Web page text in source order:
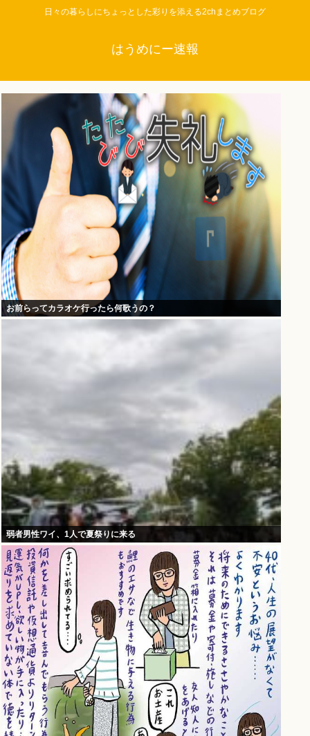
日々の暮らしにちょっとした彩りを添える2chまとめブログ
はうめにー速報
お前らってカラオケ行ったら何歌うの？
弱者男性ワイ、1人で夏祭りに来る